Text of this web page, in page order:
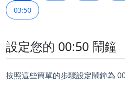
03:50
設定您的 00:50 鬧鐘
按照這些簡單的步驟設定鬧鐘為